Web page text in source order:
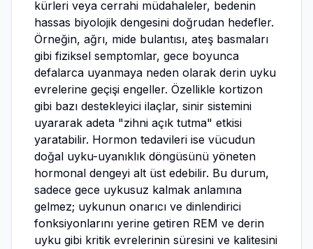
kürleri veya cerrahi müdahaleler, bedenin
hassas biyolojik dengesini doğrudan hedefler.
Örneğin, ağrı, mide bulantısı, ateş basmaları
gibi fiziksel semptomlar, gece boyunca
defalarca uyanmaya neden olarak derin uyku
evrelerine geçişi engeller. Özellikle kortizon
gibi bazı destekleyici ilaçlar, sinir sistemini
uyararak adeta "zihni açık tutma" etkisi
yaratabilir. Hormon tedavileri ise vücudun
doğal uyku-uyanıklık döngüsünü yöneten
hormonal dengeyi alt üst edebilir. Bu durum,
sadece gece uykusuz kalmak anlamına
gelmez; uykunun onarıcı ve dinlendirici
fonksiyonlarını yerine getiren REM ve derin
uyku gibi kritik evrelerinin süresini ve kalitesini